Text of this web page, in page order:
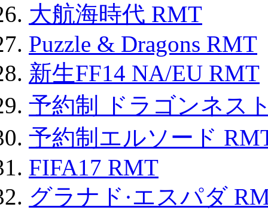
大航海時代 RMT
Puzzle & Dragons RMT
新生FF14 NA/EU RMT
予約制 ドラゴンネス
予約制エルソード
FIFA17 RMT
グラナド·エスパダ